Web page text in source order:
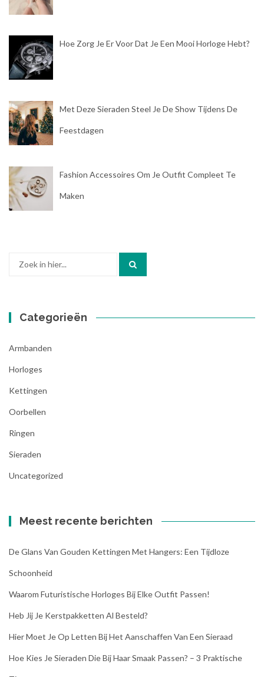
Hoe Zorg Je Er Voor Dat Je Een Mooi Horloge Hebt?
Met Deze Sieraden Steel Je De Show Tijdens De
Feestdagen
Fashion Accessoires Om Je Outfit Compleet Te
Maken
Categorieën
Armbanden
Horloges
Kettingen
Oorbellen
Ringen
Sieraden
Uncategorized
Meest recente berichten
De Glans Van Gouden Kettingen Met Hangers: Een Tijdloze
Schoonheid
Waarom Futuristische Horloges Bij Elke Outfit Passen!
Heb Jij Je Kerstpakketten Al Besteld?
Hier Moet Je Op Letten Bij Het Aanschaffen Van Een Sieraad
Hoe Kies Je Sieraden Die Bij Haar Smaak Passen? – 3 Praktische